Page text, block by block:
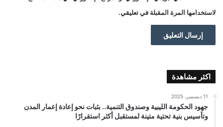
لاستخدامها المرة المقبلة في تعليقي.
اكثر مشاهدة
11 ديسمبر، 2025
جهود الحكومة الليبية وصندوق التنمية.. بثبات نحو إعادة إعمار المدن
وتأسيس بنية تحتية متينة لمستقبل أكثر استقرارًا